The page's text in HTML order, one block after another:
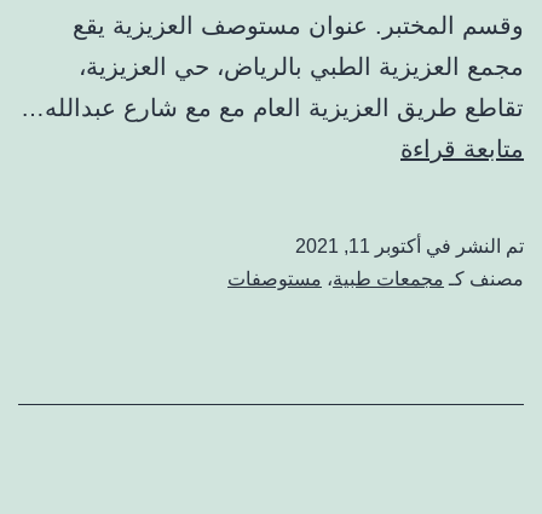
وقسم المختبر. عنوان مستوصف العزيزية يقع
مجمع العزيزية الطبي بالرياض، حي العزيزية،
تقاطع طريق العزيزية العام مع مع شارع عبدالله…
متابعة قراءة
أوقات
تم النشر في أكتوبر 11, 2021
مصنف كـ مجمعات طبية، مستوصفات